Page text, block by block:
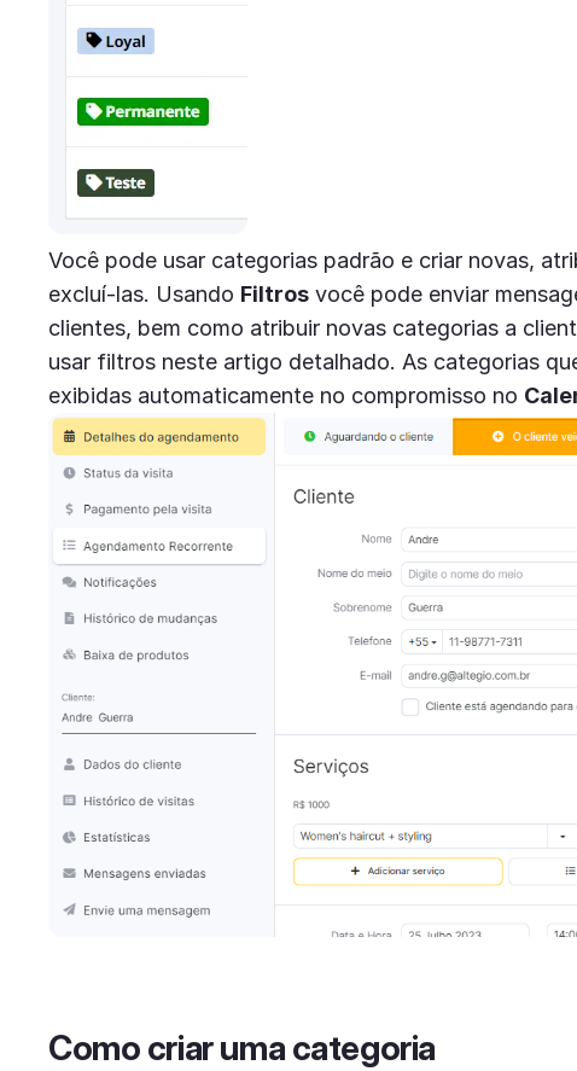
Você pode usar categorias padrão e criar novas,
excluí-las. Usando Filtros você pode enviar
clientes, bem como atribuir novas categorias a
usar filtros neste artigo detalhado. As categorias
exibidas automaticamente no compromisso no
Como criar uma categoria